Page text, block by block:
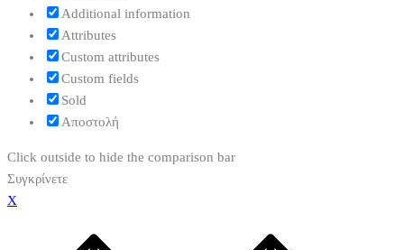
Additional information
Attributes
Custom attributes
Custom fields
Sold
Αποστολή
Click outside to hide the comparison bar
Συγκρίνετε
X